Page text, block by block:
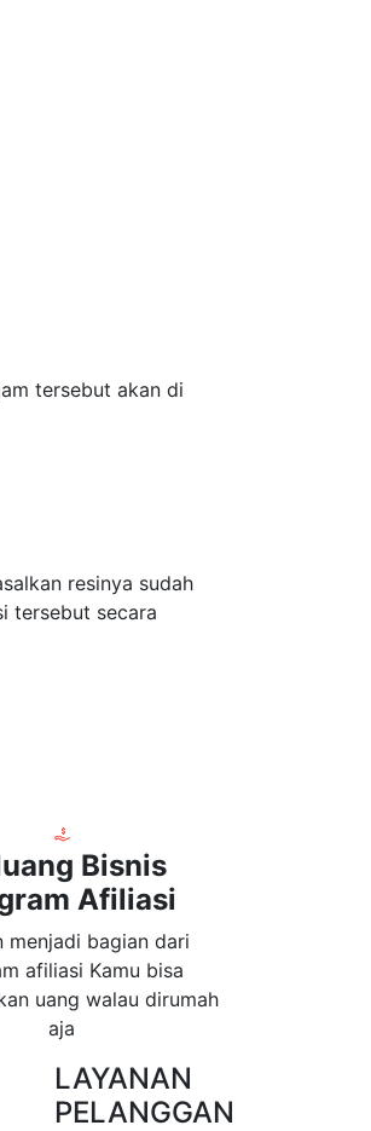
tersebut akan di
resinya sudah
tersebut secara
Bisnis
Afiliasi
menjadi bagian dari
afiliasi Kamu bisa
uang walau dirumah
aja
LAYANAN
PELANGGAN